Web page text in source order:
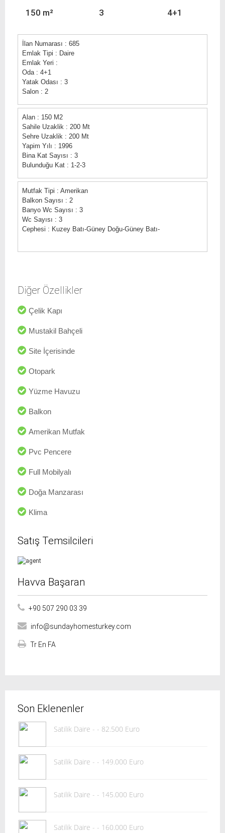
150 m² 3 4+1
İlan Numarası : 685
Emlak Tipi : Daire
Emlak Yeri :
Oda : 4+1
Yatak Odası : 3
Salon : 2
Alan : 150 M2
Sahile Uzaklik : 200 Mt
Sehre Uzaklik : 200 Mt
Yapim Yılı : 1996
Bina Kat Sayısı : 3
Bulunduğu Kat : 1-2-3
Mutfak Tipi : Amerikan
Balkon Sayısı : 2
Banyo Wc Sayısı : 3
Wc Sayısı : 3
Cephesi : Kuzey Batı-Güney Doğu-Güney Batı-
Diğer Özellikler
Çelik Kapı
Mustakil Bahçeli
Site İçerisinde
Otopark
Yüzme Havuzu
Balkon
Amerikan Mutfak
Pvc Pencere
Full Mobilyalı
Doğa Manzarası
Klima
Satış Temsilcileri
Havva Başaran
+90 507 290 03 39
info@sundayhomesturkey.com
Tr En FA
Son Eklenenler
Satilik Daire - - 82.500 Euro
Satilik Daire - - 149.000 Euro
Satilik Daire - - 145.000 Euro
Satilik Daire - - 160.000 Euro